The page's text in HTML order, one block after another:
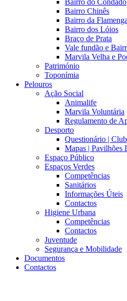
Bairro do Condado
Bairro Chinês
Bairro da Flamenga
Bairro dos Lóios
Braço de Prata
Vale fundão e
Marvila Velha e
Património
Toponímia
Pelouros
Ação Social
Animalife
Marvila Voluntária
Regulamento de
Desporto
Questionário |
Mapas | Pavilhões
Espaço Público
Espaços Verdes
Competências
Sanitários
Informações Úteis
Contactos
Higiene Urbana
Competências
Contactos
Juventude
Segurança e Mobilidade
Documentos
Contactos